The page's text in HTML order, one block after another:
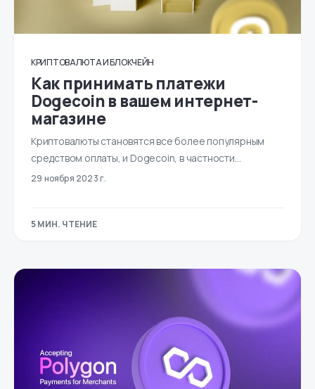
КРИПТОВАЛЮТА И БЛОКЧЕЙН
Как принимать платежи
Dogecoin в вашем интернет-
магазине
Криптовалюты становятся все более популярным
средством оплаты, и Dogecoin, в частности…
29 ноября 2023 г.
5 МИН. ЧТЕНИЕ